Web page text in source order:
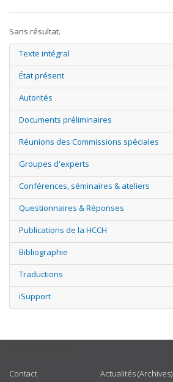
Sans résultat.
Texte intégral
État présent
Autorités
Documents préliminaires
Réunions des Commissions spéciales
Groupes d'experts
Conférences, séminaires & ateliers
Questionnaires & Réponses
Publications de la HCCH
Bibliographie
Traductions
iSupport
Contact Actualités (Archives)